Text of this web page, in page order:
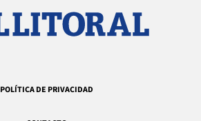
POLÍTICA DE PRIVACIDAD